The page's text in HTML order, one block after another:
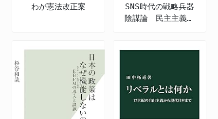
わが憲法改正案
SNS時代の戦略兵器
陰謀論 民主主義を